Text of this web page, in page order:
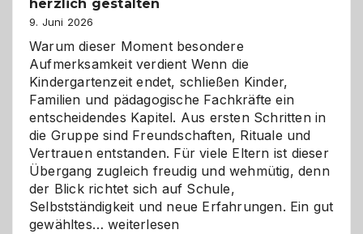
herzlich gestalten
9. Juni 2026
Warum dieser Moment besondere
Aufmerksamkeit verdient Wenn die
Kindergartenzeit endet, schließen Kinder,
Familien und pädagogische Fachkräfte ein
entscheidendes Kapitel. Aus ersten Schritten in
die Gruppe sind Freundschaften, Rituale und
Vertrauen entstanden. Für viele Eltern ist dieser
Übergang zugleich freudig und wehmütig, denn
der Blick richtet sich auf Schule,
Selbstständigkeit und neue Erfahrungen. Ein gut
gewähltes…Abschied
weiterlesen